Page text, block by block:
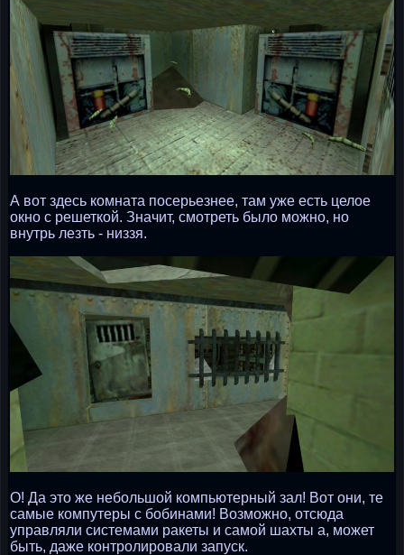
А вот здесь комната посерьезнее, там уже есть целое
окно с решеткой. Значит, смотреть было можно, но
внутрь лезть - низзя.
О! Да это же небольшой компьютерный зал! Вот они, те
самые компутеры с бобинами! Возможно, отсюда
управляли системами ракеты и самой шахты а, может
быть, даже контролировали запуск.